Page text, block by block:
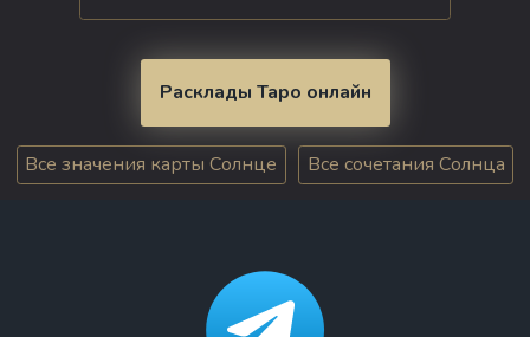
Расклады Таро онлайн
Все значения карты Солнце Все сочетания Солнца